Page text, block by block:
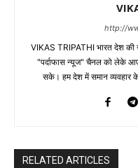
http://
VIKAS TRIPATHI भारत देश की
"पर्दाफास न्यूज" चैनल को लेके
सके। हम देश में समान व्यवहार
RELATED ARTICLES